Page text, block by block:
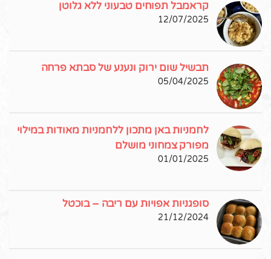
קראמבל תפוחים טבעוני ללא גלוטן
12/07/2025
תבשיל שום ירוק ונענע של סבתא פרחה
05/04/2025
לחמניות באן מתכון ללחמניות מאודות במילוי
מפורק צמחוני מושלם
01/01/2025
סופגניות אפויות עם ריבה – בוכטל
21/12/2024